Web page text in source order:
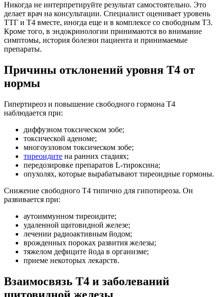
Никогда не интерпретируйте результат самостоятельно. Это
делает врач на консультации. Специалист оценивает уровень
ТТГ и Т4 вместе, иногда еще и в комплексе со свободным Т3.
Кроме того, в эндокринологии принимаются во внимание
симптомы, история болезни пациента и принимаемые
препараты.
Причины отклонений уровня Т4 от
нормы
Гипертиреоз и повышение свободного гормона Т4
наблюдается при:
диффузном токсическом зобе;
токсической аденоме;
многоузловом токсическом зобе;
тиреоидите на ранних стадиях;
передозировке препаратов L-тироксина;
опухолях, которые вырабатывают тиреоидные гормоны.
Снижение свободного Т4 типично для гипотиреоза. Он
развивается при:
аутоиммунном тиреоидите;
удаленной щитовидной железе;
лечении радиоактивным йодом;
врожденных пороках развития железы;
тяжелом дефиците йода в организме;
приеме некоторых лекарств.
Взаимосвязь Т4 и заболеваний